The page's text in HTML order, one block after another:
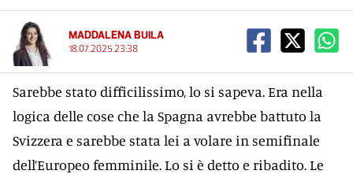
MADDALENA BUILA
18.07.2025 23:38
Sarebbe stato difficilissimo, lo si sapeva. Era nella
logica delle cose che la Spagna avrebbe battuto la
Svizzera e sarebbe stata lei a volare in semifinale
dell’Europeo femminile. Lo si è detto e ribadito. Le